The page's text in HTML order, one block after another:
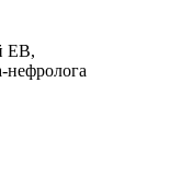
ЕВ,
нефролога